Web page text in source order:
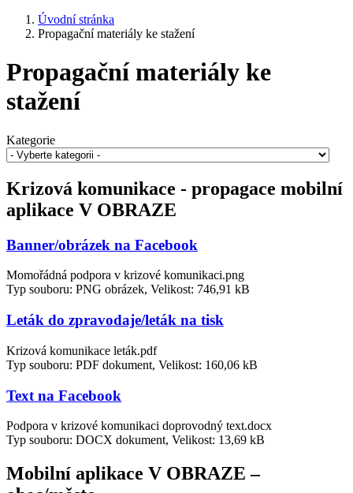
Úvodní stránka
Propagační materiály ke stažení
Propagační materiály ke
stažení
Kategorie
Krizová komunikace - propagace mobilní
aplikace V OBRAZE
Banner/obrázek na Facebook
Momořádná podpora v krizové komunikaci.png
Typ souboru: PNG obrázek, Velikost: 746,91 kB
Leták do zpravodaje/leták na tisk
Krizová komunikace leták.pdf
Typ souboru: PDF dokument, Velikost: 160,06 kB
Text na Facebook
Podpora v krizové komunikaci doprovodný text.docx
Typ souboru: DOCX dokument, Velikost: 13,69 kB
Mobilní aplikace V OBRAZE –